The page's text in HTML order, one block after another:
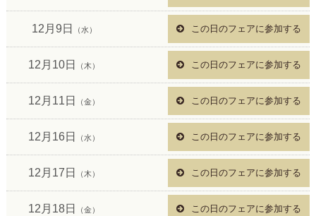
12月9日 （水） この日のフェアに参加する
12月10日 （木） この日のフェアに参加する
12月11日 （金） この日のフェアに参加する
12月16日 （水） この日のフェアに参加する
12月17日 （木） この日のフェアに参加する
12月18日 （金） この日のフェアに参加する